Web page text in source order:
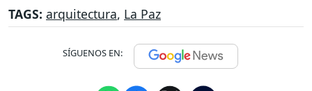
TAGS: arquitectura, La Paz
SÍGUENOS EN: